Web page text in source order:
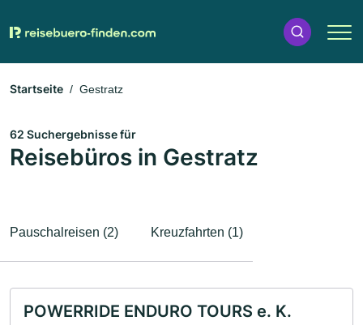
Startseite Gestratz
62 Suchergebnisse für
Reisebüros in Gestratz
Pauschalreisen (2) Kreuzfahrten (1)
POWERRIDE ENDURO TOURS e. K.